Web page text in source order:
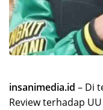
insanimedia.id – Di
Review terhadap